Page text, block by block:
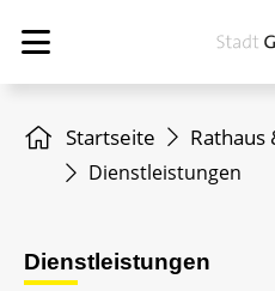
Startseite Rathaus
Dienstleistungen
Dienstleistungen